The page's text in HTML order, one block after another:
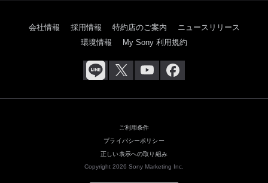
会社情報 採用情報 特約店のご案内
ニュースリリース
環境情報
My Sony 利用規約
ご利用条件
プライバシーポリシー
正しい表示への取り組み
Copyright 2026 Sony Marketing Inc.